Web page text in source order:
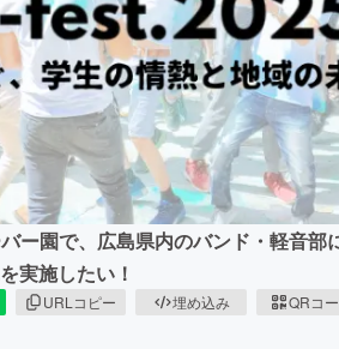
CAMPFIRE for
CAMPFIREふるさ
ー園で、広島県内のバンド・軽音部
実施したい！
URLコピー 埋め込み QRコ